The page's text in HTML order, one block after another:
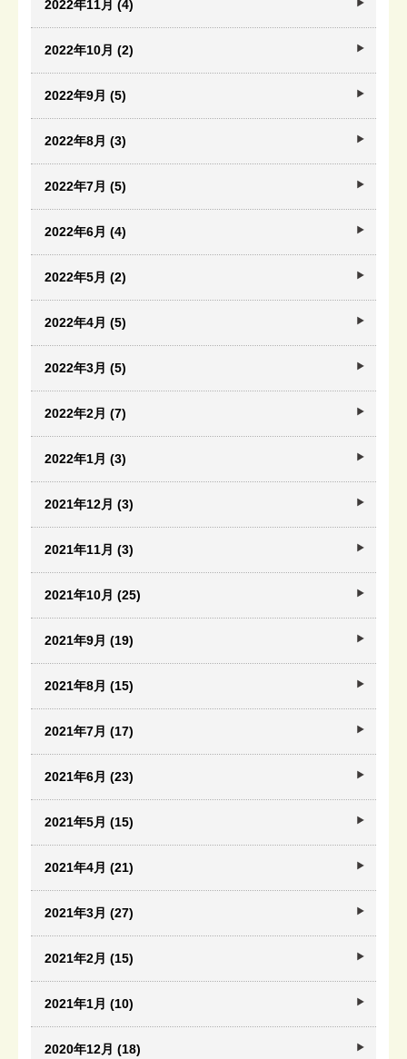
2022年11月 (4)
2022年10月 (2)
2022年9月 (5)
2022年8月 (3)
2022年7月 (5)
2022年6月 (4)
2022年5月 (2)
2022年4月 (5)
2022年3月 (5)
2022年2月 (7)
2022年1月 (3)
2021年12月 (3)
2021年11月 (3)
2021年10月 (25)
2021年9月 (19)
2021年8月 (15)
2021年7月 (17)
2021年6月 (23)
2021年5月 (15)
2021年4月 (21)
2021年3月 (27)
2021年2月 (15)
2021年1月 (10)
2020年12月 (18)